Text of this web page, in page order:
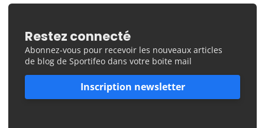
Restez connecté
Abonnez-vous pour recevoir les nouveaux articles
de blog de Sportifeo dans votre boite mail
Inscription newsletter